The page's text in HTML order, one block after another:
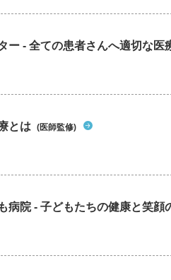
ー - 全ての患者さんへ適切な
とは (医師監修)
病院 - 子どもたちの健康と笑